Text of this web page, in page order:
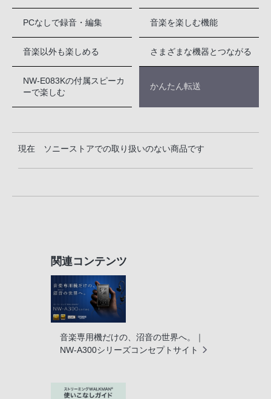
PCなしで録音・編集 音楽を楽しむ機能
音楽以外も楽しめる さまざまな機器とつながる
NW-E083Kの付属スピーカ
ーで楽しむ
かんたん転送
現在 ソニーストアでの取り扱いのない商品です
関連コンテンツ
音楽専用機だけの、沼音の世界へ。｜
NW-A300シリーズコンセプトサイト